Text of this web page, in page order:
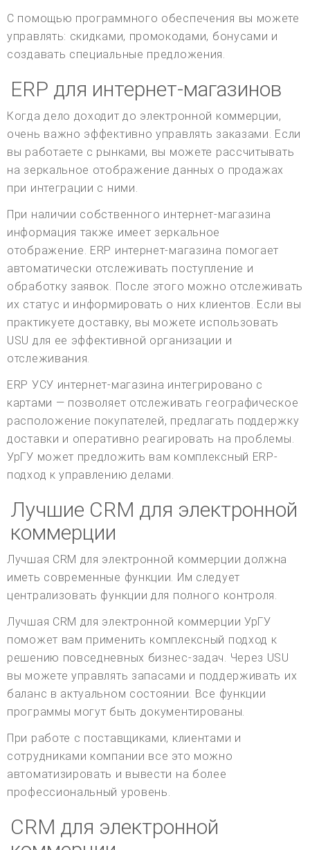
С помощью программного обеспечения вы можете
управлять: скидками, промокодами, бонусами и
создавать специальные предложения.
ERP для интернет-магазинов
Когда дело доходит до электронной коммерции,
очень важно эффективно управлять заказами. Если
вы работаете с рынками, вы можете рассчитывать
на зеркальное отображение данных о продажах
при интеграции с ними.
При наличии собственного интернет-магазина
информация также имеет зеркальное
отображение. ERP интернет-магазина помогает
автоматически отслеживать поступление и
обработку заявок. После этого можно отслеживать
их статус и информировать о них клиентов. Если вы
практикуете доставку, вы можете использовать
USU для ее эффективной организации и
отслеживания.
ERP УСУ интернет-магазина интегрировано с
картами — позволяет отслеживать географическое
расположение покупателей, предлагать поддержку
доставки и оперативно реагировать на проблемы.
УрГУ может предложить вам комплексный ERP-
подход к управлению делами.
Лучшие CRM для электронной
коммерции
Лучшая CRM для электронной коммерции должна
иметь современные функции. Им следует
централизовать функции для полного контроля.
Лучшая CRM для электронной коммерции УрГУ
поможет вам применить комплексный подход к
решению повседневных бизнес-задач. Через USU
вы можете управлять запасами и поддерживать их
баланс в актуальном состоянии. Все функции
программы могут быть документированы.
При работе с поставщиками, клиентами и
сотрудниками компании все это можно
автоматизировать и вывести на более
профессиональный уровень.
CRM для электронной